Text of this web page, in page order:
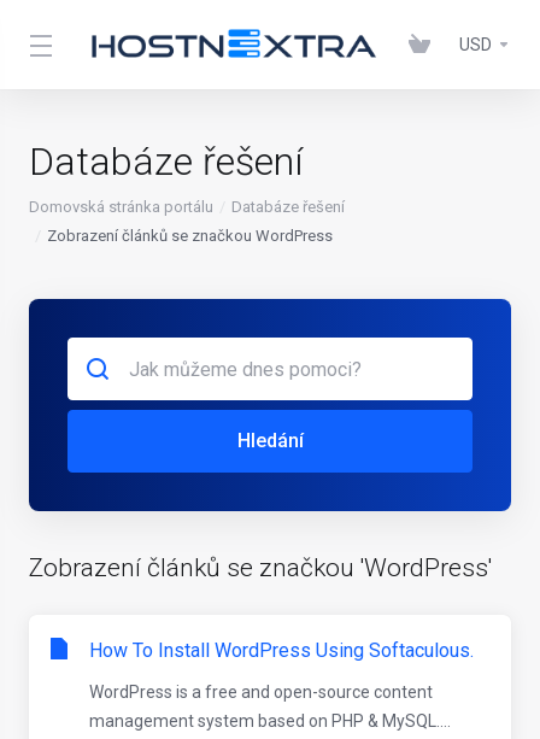
USD
Databáze řešení
Domovská stránka portálu
Databáze řešení
Zobrazení článků se značkou WordPress
Hledání
Zobrazení článků se značkou 'WordPress'
How To Install WordPress Using Softaculous.
WordPress is a free and open-source content
management system based on PHP & MySQL....